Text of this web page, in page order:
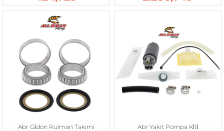
Abr Gi̇don Rulman Takimi Abr Yakit Pompa Ki̇ti̇